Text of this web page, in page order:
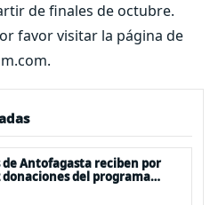
de finales de octubre.
favor visitar la página de
de Antofagasta reciben por
del programa